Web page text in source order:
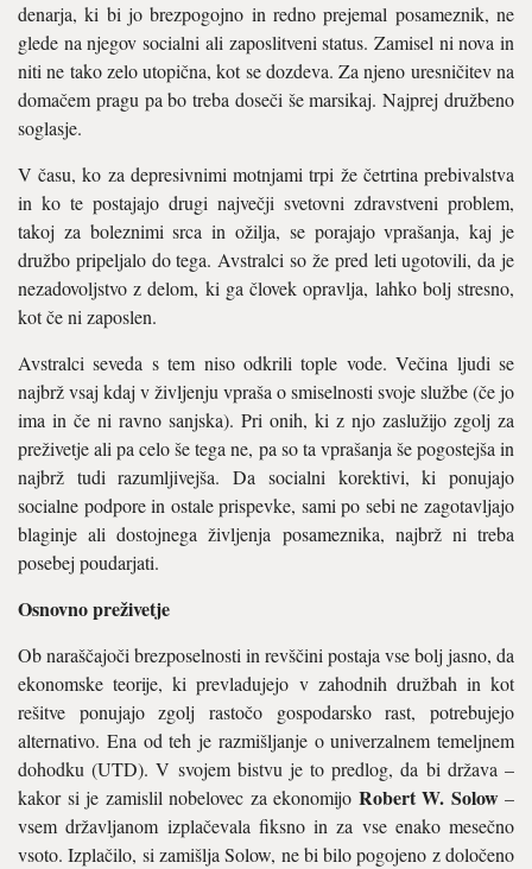
denarja, ki bi jo brezpogojno in redno prejemal posameznik, ne
glede na njegov socialni ali zaposlitveni status. Zamisel ni nova in
niti ne tako zelo utopična, kot se dozdeva. Za njeno uresničitev na
domačem pragu pa bo treba doseči še marsikaj. Najprej družbeno
soglasje.
V času, ko za depresivnimi motnjami trpi že četrtina prebivalstva
in ko te postajajo drugi največji svetovni zdravstveni problem,
takoj za boleznimi srca in ožilja, se porajajo vprašanja, kaj je
družbo pripeljalo do tega. Avstralci so že pred leti ugotovili, da je
nezadovoljstvo z delom, ki ga človek opravlja, lahko bolj stresno,
kot če ni zaposlen.
Avstralci seveda s tem niso odkrili tople vode. Večina ljudi se
najbrž vsaj kdaj v življenju vpraša o smiselnosti svoje službe (če jo
ima in če ni ravno sanjska). Pri onih, ki z njo zaslužijo zgolj za
preživetje ali pa celo še tega ne, pa so ta vprašanja še pogostejša in
najbrž tudi razumljivejša. Da socialni korektivi, ki ponujajo
socialne podpore in ostale prispevke, sami po sebi ne zagotavljajo
blaginje ali dostojnega življenja posameznika, najbrž ni treba
posebej poudarjati.
Osnovno preživetje
Ob naraščajoči brezposelnosti in revščini postaja vse bolj jasno, da
ekonomske teorije, ki prevladujejo v zahodnih družbah in kot
rešitve ponujajo zgolj rastočo gospodarsko rast, potrebujejo
alternativo. Ena od teh je razmišljanje o univerzalnem temeljnem
dohodku (UTD). V svojem bistvu je to predlog, da bi država –
kakor si je zamislil nobelovec za ekonomijo Robert W. Solow–
vsem državljanom izplačevala fiksno in za vse enako mesečno
vsoto. Izplačilo, si zamišlja Solow, ne bi bilo pogojeno z določeno